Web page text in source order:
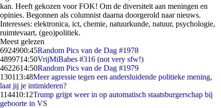
kan. Heeft gekozen voor FOK! Om de diversiteit aan meningen en
opinies. Begonnen als columnist daarna doorgerold naar nieuws.
Interesses: elektronica, ict, chemie, natuurkunde, natuur, psychologie,
ruimtevaart, (geo)politiek.
Meest gelezen
6924900:45Random Pics van de Dag #1978
4899714:50VrijMiBabes #316 (not very sfw!)
4622614:50Random Pics van de Dag #1979
130113:48Meer agressie tegen een andersluidende politieke mening,
laat jij je intimideren?
114410:12Trump grijpt weer in op automatisch staatsburgerschap bij
geboorte in VS